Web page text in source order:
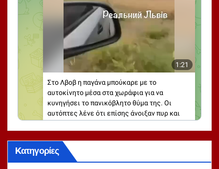
Kατηγορίες